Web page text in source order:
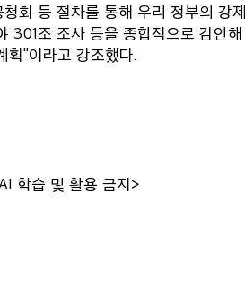
회 등 절차를 통해 우리 정부의 강
301조 조사 등을 종합적으로 감안
획"이라고 강조했다.
학습 및 활용 금지>